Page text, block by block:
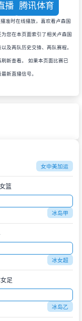
播 腾讯体育
准时在线播放，喜欢看卢森国
您在本页面索引了相关卢森国
及两队历史交锋、两队赛程。
新查看。 如果本页面比赛已
新直播信号。
女中美加运
篮
冰岛甲
冰女超
足
冰岛乙